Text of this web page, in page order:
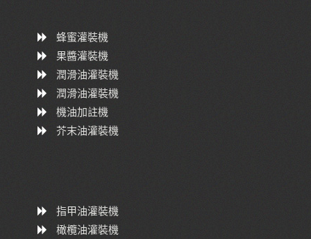
蜂蜜灌裝機
果醬灌裝機
潤滑油灌裝機
潤滑油灌裝機
機油加註機
芥末油灌裝機
指甲油灌裝機
橄欖油灌裝機